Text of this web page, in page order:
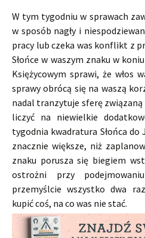
W tym tygodniu w sprawach
w sposób nagły i
pracy lub czeka was konflikt z
Słońce w waszym znaku w
Księżycowym sprawi, że włos
sprawy obrócą się na waszą
nadal tranzytuje sferę
liczyć na niewielkie
tygodnia kwadratura Słońca
znacznie większe, niż
znaku porusza się biegiem
ostrożni przy
przemyślcie wszystko dwa
kupić coś, na co was nie stać.